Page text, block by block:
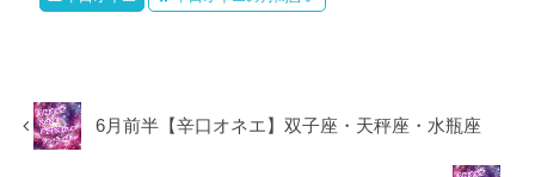
6月前半【辛口オネエ】双子座・天秤座・水瓶座